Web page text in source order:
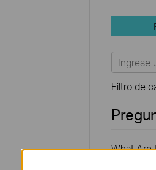
Filtro de
What Are